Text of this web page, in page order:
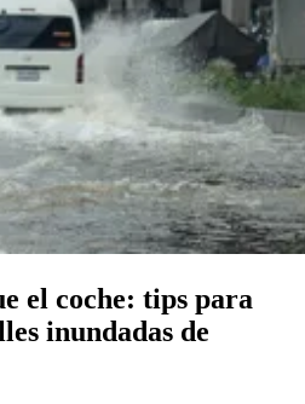
el coche: tips para
inundadas de